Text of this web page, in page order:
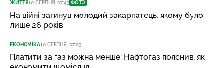
ЖИТТЯ10 СЕРПНЯ, 07:43 ФОТО
На війні загинув молодий закарпатець, якому було
лише 26 років
ЕКОНОМІКА10 СЕРПНЯ, 07:03
Платити за газ можна менше: Нафтогаз пояснив, як